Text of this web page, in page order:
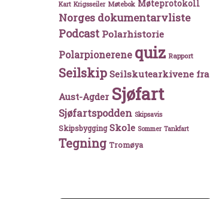
Kart Krigsseiler Møtebok Møteprotokoll
Norges dokumentarvliste
Podcast Polarhistorie
Polarpionerene quiz Rapport
Seilskip Seilskutearkivene fra
Aust-Agder Sjøfart
Sjøfartspodden Skipsavis
Skipsbygging Skole Sommer Tankfart
Tegning Tromøya